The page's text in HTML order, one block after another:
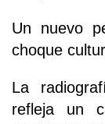
Un nuevo
choque
La
refleja un